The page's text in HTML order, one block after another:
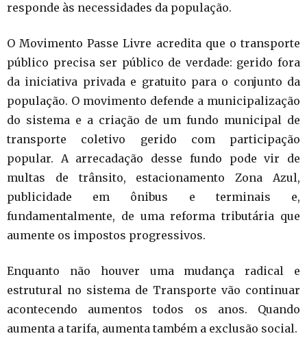
responde às necessidades da população.
O Movimento Passe Livre acredita que o transporte
público precisa ser público de verdade: gerido fora
da iniciativa privada e gratuito para o conjunto da
população. O movimento defende a municipalização
do sistema e a criação de um fundo municipal de
transporte coletivo gerido com participação
popular. A arrecadação desse fundo pode vir de
multas de trânsito, estacionamento Zona Azul,
publicidade em ônibus e terminais e,
fundamentalmente, de uma reforma tributária que
aumente os impostos progressivos.
Enquanto não houver uma mudança radical e
estrutural no sistema de Transporte vão continuar
acontecendo aumentos todos os anos. Quando
aumenta a tarifa, aumenta também a exclusão social.